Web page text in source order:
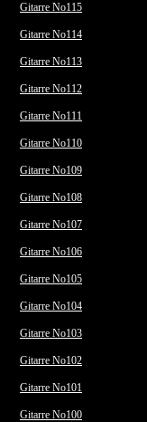
Gitarre No115
Gitarre No114
Gitarre No113
Gitarre No112
Gitarre No111
Gitarre No110
Gitarre No109
Gitarre No108
Gitarre No107
Gitarre No106
Gitarre No105
Gitarre No104
Gitarre No103
Gitarre No102
Gitarre No101
Gitarre No100